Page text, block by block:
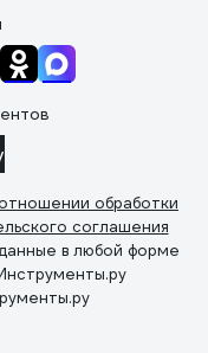
обработки
соглашения
в любой форме